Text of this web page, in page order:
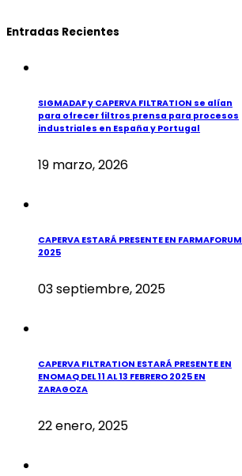
Entradas Recientes
SIGMADAF y CAPERVA FILTRATION se alían
para ofrecer filtros prensa para procesos
industriales en España y Portugal
19 marzo, 2026
CAPERVA ESTARÁ PRESENTE EN FARMAFORUM
2025
03 septiembre, 2025
CAPERVA FILTRATION ESTARÁ PRESENTE EN
ENOMAQ DEL 11 AL 13 FEBRERO 2025 EN
ZARAGOZA
22 enero, 2025